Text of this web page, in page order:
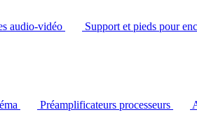
audio-vidéo Support et pieds pour
Préamplificateurs processeurs